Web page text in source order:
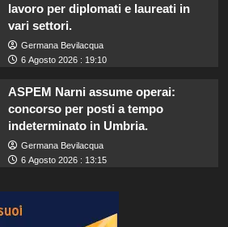
lavoro per diplomati e laureati in
vari settori.
Germana Bevilacqua
6 Agosto 2026 : 19:10
ASPEM Narni assume operai:
concorso per posti a tempo
indeterminato in Umbria.
Germana Bevilacqua
6 Agosto 2026 : 13:15